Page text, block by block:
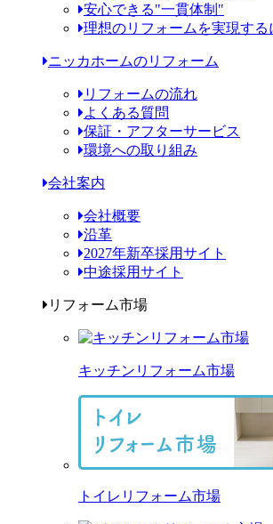
安心できる"一貫体制"
理想のリフォームを実現する
ニッカホームのリフォーム
リフォームの流れ
よくある質問
保証・アフターサービス
環境への取り組み
会社案内
会社概要
沿革
2027年新卒採用サイト
中途採用サイト
リフォーム市場
キッチンリフォーム市場
トイレリフォーム市場